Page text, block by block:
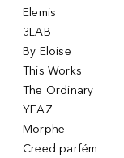
Elemis
3LAB
By Eloise
This Works
The Ordinary
YEAZ
Morphe
Creed parfém